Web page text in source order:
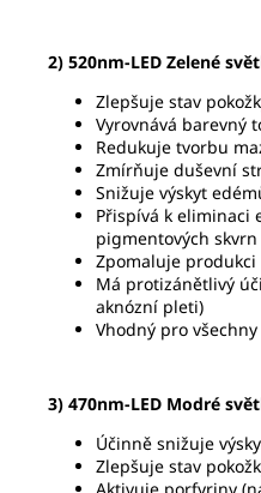
2) 520nm-LED Zelené
Zlepšuje stav
Vyrovnává barevný
Redukuje tvorbu
Zmírňuje duševní
Snižuje výskyt
Přispívá k eliminaci
pigmentových skvrn
Zpomaluje
Má protizánětlivý
aknózní pleti)
Vhodný pro
3) 470nm-LED Modré
Účinně snižuje
Zlepšuje stav
Aktivuje porfyriny